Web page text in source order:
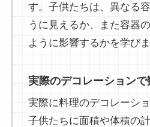
す。子供たちは、異なる
うに見えるか、また容器
ように影響するかを学びま
実際のデコレーション
実際に料理のデコレーシ
子供たちに面積や体積の